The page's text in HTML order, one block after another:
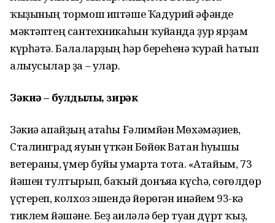
ҡыҙының тормош иптәше Ҡадурий әфәнде
мәктәптең сантехникаһын ҡуйғанда ҙур ярҙам
күрһәтә. Балаларҙың һәр береһенә ҡурай һатып
алыусылар ҙа – улар.
Зәкиә – булдыҡлы, зирәк
Зәкиә апайҙың атаһы Ғәлимйән Мөхәмәҙиев,
Сталинград яуын үткән Бөйөк Ватан һуғышы
ветераны, ғүмер буйы умарта тота. «Атайым, 73
йәшен тултырып, баҡый донъяға күсһә, сөгөлдөр
үҫтереп, колхоз эшендә йөрөгән инәйем 93-кә
тиклем йәшәне. Беҙ ғаиләлә бер туған дүрт ҡыҙ,